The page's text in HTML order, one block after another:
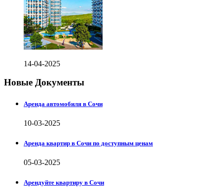
14-04-2025
Новые Документы
Аренда автомобиля в Сочи
10-03-2025
Аренда квартир в Сочи по доступным ценам
05-03-2025
Арендуйте квартиру в Сочи